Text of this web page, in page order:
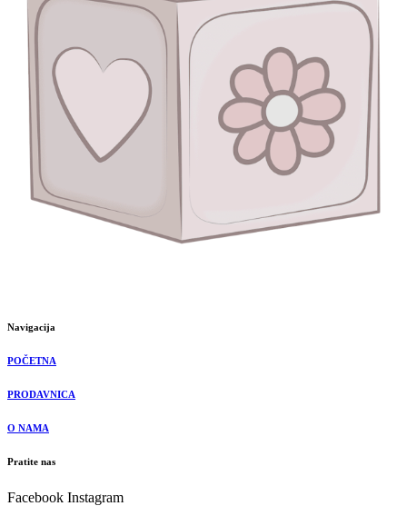
Navigacija
POČETNA
PRODAVNICA
O NAMA
Pratite nas
Facebook Instagram